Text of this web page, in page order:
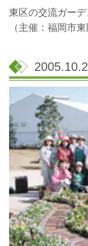
東区の交流ガーデ
（主催：福岡市